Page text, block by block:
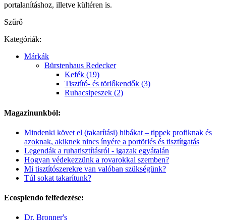
portalanításhoz, illetve kültéren is.
Szűrő
Kategóriák:
Márkák
Bürstenhaus Redecker
Kefék (19)
Tisztító- és törlőkendők (3)
Ruhacsipeszek (2)
Magazinunkból:
Mindenki követ el (takarítási) hibákat – tippek profiknak és
azoknak, akiknek nincs ínyére a portörlés és tisztítgatás
Legendák a ruhatisztításról - igazak egyátalán
Hogyan védekezzünk a rovarokkal szemben?
Mi tisztítószerekre van valóban szükségünk?
Túl sokat takarítunk?
Ecosplendo felfedezése:
Dr. Bronner's